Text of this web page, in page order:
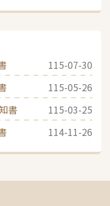
115-07-30
115-05-26
書
115-03-25
114-11-26